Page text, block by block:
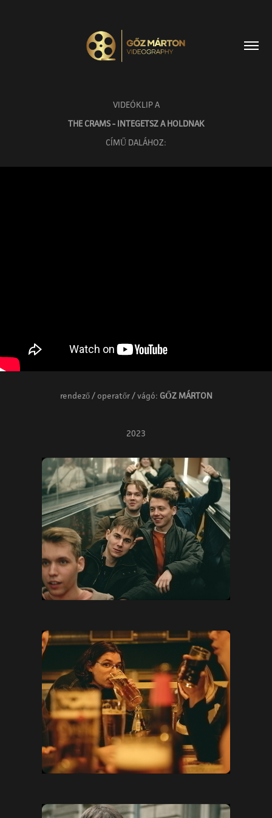
VIDEÓKLIP A
THE CRAMS - INTEGETSZ A HOLDNAK
CÍMŰ DALÁHOZ:
rendező / operatőr / vágó: GŐZ MÁRTON
2023